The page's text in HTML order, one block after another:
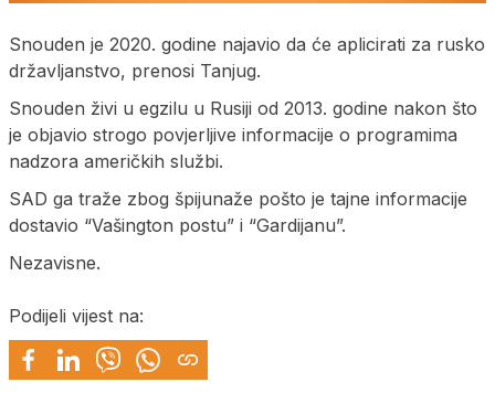
Snouden je 2020. godine najavio da će aplicirati za rusko
državljanstvo, prenosi Tanjug.
Snouden živi u egzilu u Rusiji od 2013. godine nakon što
je objavio strogo povjerljive informacije o programima
nadzora američkih službi.
SAD ga traže zbog špijunaže pošto je tajne informacije
dostavio “Vašington postu” i “Gardijanu”.
Nezavisne.
Podijeli vijest na: